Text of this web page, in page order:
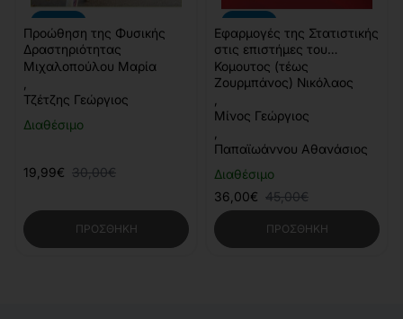
Διαθέσιμο
Προώθηση της Φυσικής
Δραστηριότητας
Μιχαλοπούλου Μαρία
Τζέτζης Γεώργιος
19,99€ 30,00€
ΠΡΟΣΘΉΚΗ
Διαθέσιμο
Εφαρμογές της Στατιστικής
στις επιστήμες του
Αθλητισμού & της Υγείας
Κομουτος (τέως
Ζουρμπάνος) Νικόλαος
Μίνος Γεώργιος
Παπαϊωάννου Αθανάσιος
36,00€ 45,00€
ΠΡΟΣΘΉΚΗ